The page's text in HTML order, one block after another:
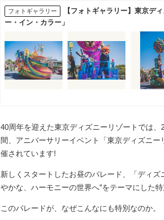
フォトギャラリー
【フォトギャラリー】東京デ
ー・イン・カラー」
40周年を迎えた東京ディズニーリゾートでは
間、アニバーサリーイベント「東京ディズニー
催されています!
新しくスタートしたお昼のパレード、「ディ
やかな、ハーモニーの世界へ”をテーマにした特
このパレードが、なぜこんなにも特別なのか。